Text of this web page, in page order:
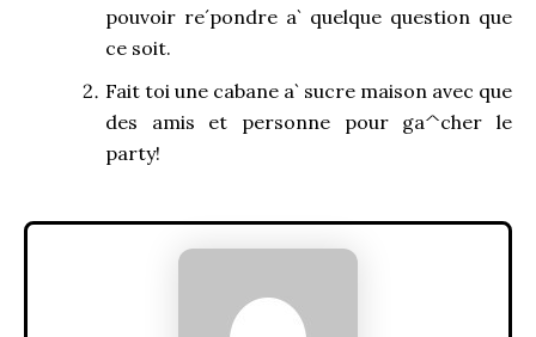
pouvoir re´pondre a` quelque question que
ce soit.
Fait toi une cabane a` sucre maison avec que
des amis et personne pour ga^cher le
party!